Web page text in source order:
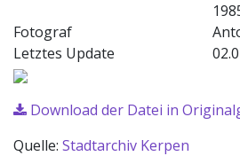
Fotograf
Letztes Update
Download der Datei in
Quelle: Stadtarchiv Kerpen